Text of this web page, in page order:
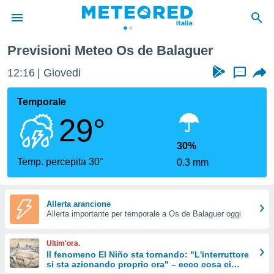
di
per
le
di
Web
le
Previsioni Meteo Os de Balaguer
12:16 Giovedi ...
Temporale
29°
Temp. percepita 30°
30%
0.3 mm
Allerta arancione
Allerta importante per temporale a Os de Balaguer oggi
Ultim'ora.
Il fenomeno El Niño sta tornando: "L'interruttore
si sta azionando proprio ora" – ecco cosa ci